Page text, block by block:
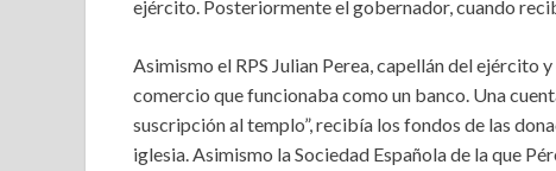
ejército. Posteriormente el gobernador, cuando
Asimismo el RPS Julian Perea, capellán del
comercio que funcionaba como un banco. Una
suscripción al templo”, recibía los fondos de las
iglesia. Asimismo la Sociedad Española de la que